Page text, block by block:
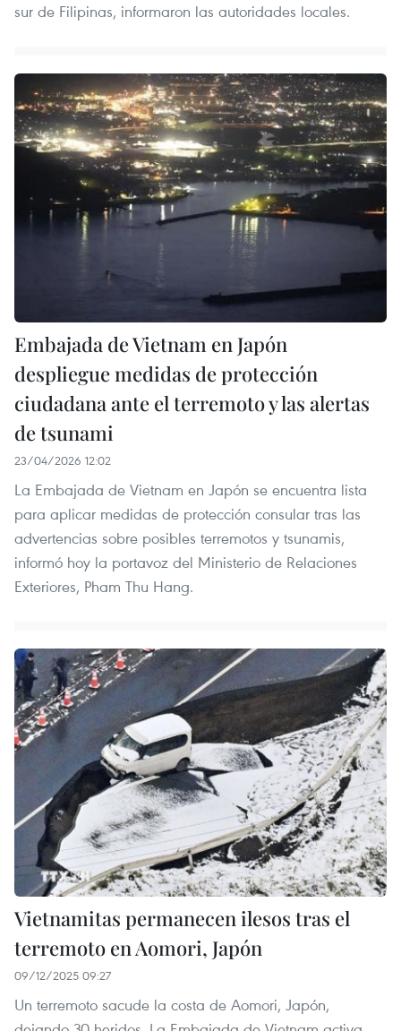
sur de Filipinas, informaron las autoridades locales.
Embajada de Vietnam en Japón
despliegue medidas de protección
ciudadana ante el terremoto y las alertas
de tsunami
23/04/2026 12:02
La Embajada de Vietnam en Japón se encuentra lista
para aplicar medidas de protección consular tras las
advertencias sobre posibles terremotos y tsunamis,
informó hoy la portavoz del Ministerio de Relaciones
Exteriores, Pham Thu Hang.
Vietnamitas permanecen ilesos tras el
terremoto en Aomori, Japón
09/12/2025 09:27
Un terremoto sacude la costa de Aomori, Japón,